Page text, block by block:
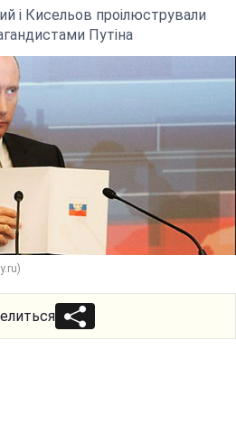
і Кисельов проілюстрували
Путіна